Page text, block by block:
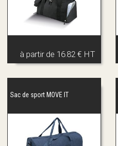
à partir de 16.82 € HT
Sac de sport MOVE IT